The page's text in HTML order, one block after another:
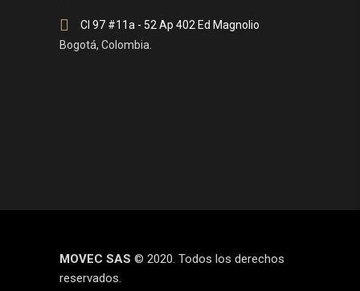
Cl 97 #11a - 52 Ap 402 Ed Magnolio
Bogotá, Colombia.
MOVEC SAS © 2020. Todos los derechos
reservados.